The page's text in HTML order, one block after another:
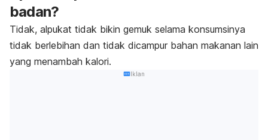
badan?
Tidak, alpukat tidak bikin gemuk selama konsumsinya
tidak berlebihan dan tidak dicampur bahan makanan lain
yang menambah kalori.
Iklan